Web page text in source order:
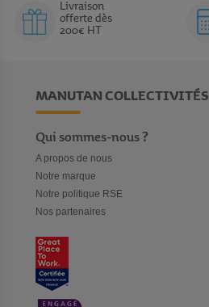
Livraison
offerte dès
200€ HT
MANUTAN COLLECTIVITÉS
Qui sommes-nous ?
A propos de nous
Notre marque
Notre politique RSE
Nos partenaires